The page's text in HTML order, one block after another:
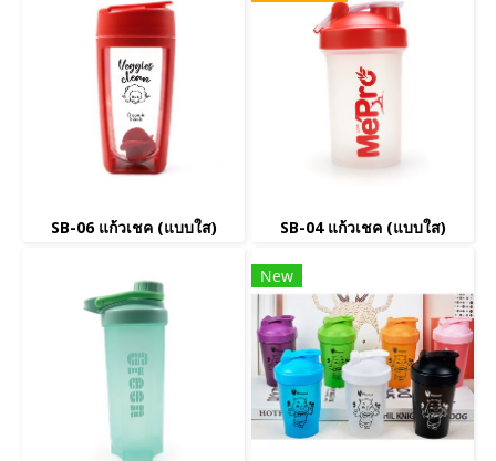
SB-06 แก้วเชค (แบบใส) SB-04 แก้วเชค (แบบใส)
New